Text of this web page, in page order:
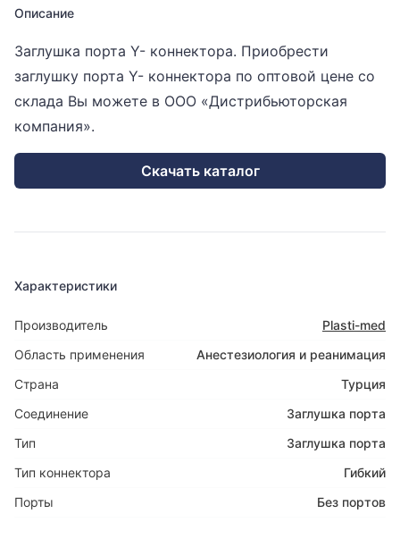
Описание
Заглушка порта Y- коннектора. Приобрести
заглушку порта Y- коннектора по оптовой цене со
склада Вы можете в ООО «Дистрибьюторская
компания».
Скачать каталог
Характеристики
Производитель
Plasti-med
Область применения
Анестезиология и реанимация
Страна
Турция
Соединение
Заглушка порта
Тип
Заглушка порта
Тип коннектора
Гибкий
Порты
Без портов